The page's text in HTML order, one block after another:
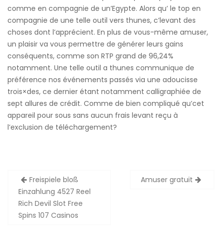
comme en compagnie de un’Egypte. Alors qu’ le top en
compagnie de une telle outil vers thunes, c’levant des
choses dont l’apprécient. En plus de vous-même amuser,
un plaisir va vous permettre de générer leurs gains
conséquents, comme son RTP grand de 96,24%
notamment. Une telle outil a thunes communique de
préférence nos événements passés via une adoucisse
trois×des, ce dernier étant notamment calligraphiée de
sept allures de crédit. Comme de bien compliqué qu’cet
appareil pour sous sans aucun frais levant reçu à
l’exclusion de téléchargement?
Zobacz
wpisy
Freispiele bloß
Einzahlung 4527 Reel
Rich Devil Slot Free
Spins 107 Casinos
Amuser gratuit